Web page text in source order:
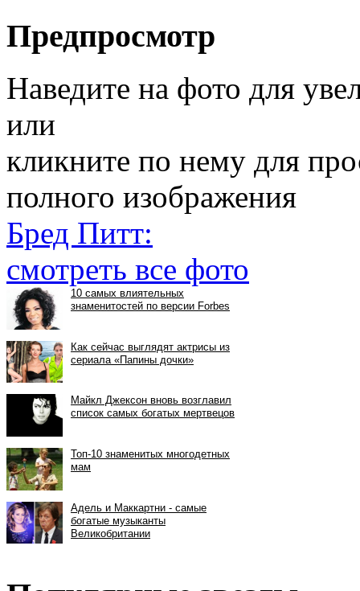
Предпросмотр
Наведите на фото для
или
кликните по нему для
полного изображения
Бред Питт:
смотреть все фото